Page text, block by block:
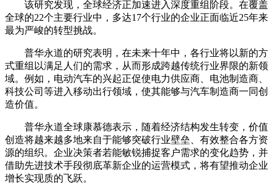
该研究发现，全球经济正加速进入深度重组阶段。在覆盖
全球的22个主要行业中，多达17个行业的企业正面临近25年来
最为严峻的转型挑战。
普华永道的研究表明，在未来十年中，各行业将以新的方
式重组以满足人们的需求，从而形成跨越传统行业界限的新领
域。例如，电动汽车的兴起正促使电力供应商、电池制造商、
科技公司等进入移动出行领域，使其能够与汽车制造商一同创
造价值。
普华永道全球康慕德表示，随着经济结构发生转变，价值
创造将越来越多地来自于能够突破行业壁垒、有效整合各方资
源的组织。企业决策者若能敏锐捕捉客户需求的变化趋势，并
借助先进技术手段彻底革新企业的运营模式，将有望推动企业
增长实现质的飞跃。